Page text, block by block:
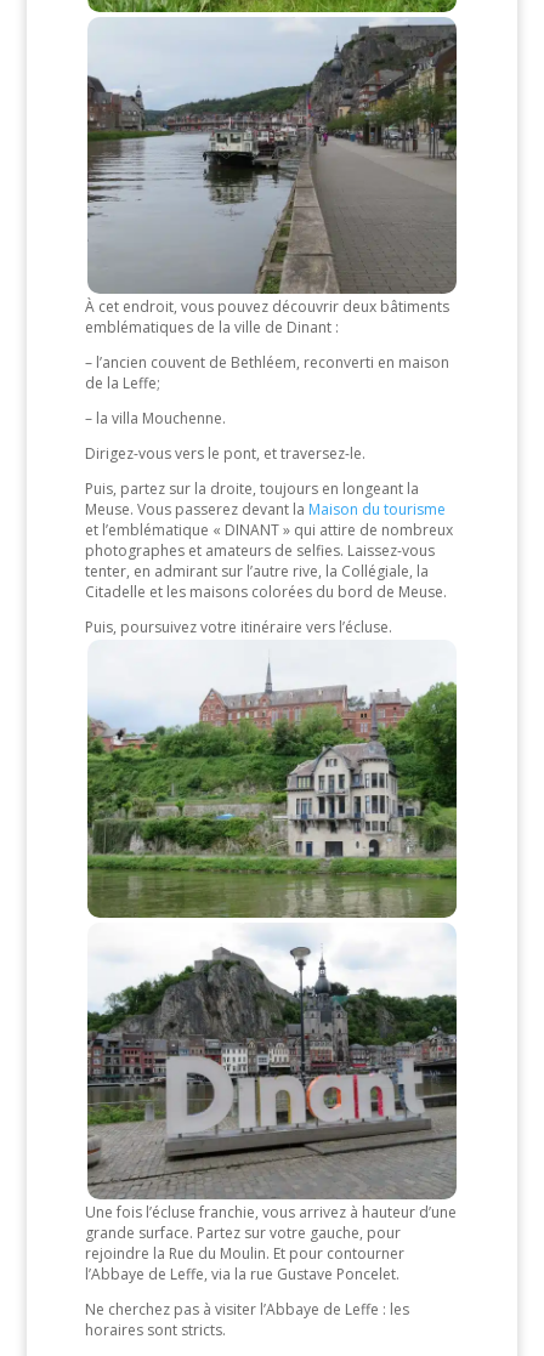
À cet endroit, vous pouvez découvrir deux bâtiments
emblématiques de la ville de Dinant :
– l’ancien couvent de Bethléem, reconverti en maison
de la Leffe;
– la villa Mouchenne.
Dirigez-vous vers le pont, et traversez-le.
Puis, partez sur la droite, toujours en longeant la
Meuse. Vous passerez devant la Maison du tourisme
et l’emblématique « DINANT » qui attire de nombreux
photographes et amateurs de selfies. Laissez-vous
tenter, en admirant sur l’autre rive, la Collégiale, la
Citadelle et les maisons colorées du bord de Meuse.
Puis, poursuivez votre itinéraire vers l’écluse.
Une fois l’écluse franchie, vous arrivez à hauteur d’une
grande surface. Partez sur votre gauche, pour
rejoindre la Rue du Moulin. Et pour contourner
l’Abbaye de Leffe, via la rue Gustave Poncelet.
Ne cherchez pas à visiter l’Abbaye de Leffe : les
horaires sont stricts.